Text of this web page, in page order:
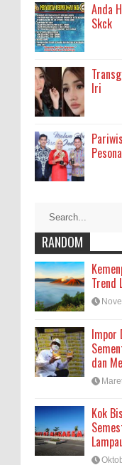
Anda
Skck
Iri
RANDOM
Trend
Impor
dan
Kok